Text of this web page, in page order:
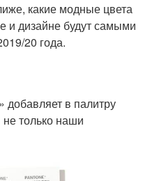
какие модные цвета
и дизайне будут самыми
20 года.
в палитру
только наши